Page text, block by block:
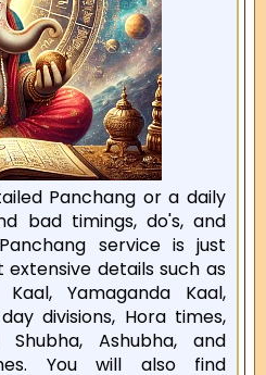
Panchang or a daily
bad timings, do's, and
service is just
details such as
Yamaganda Kaal,
divisions, Hora times,
Ashubha, and
You will also find